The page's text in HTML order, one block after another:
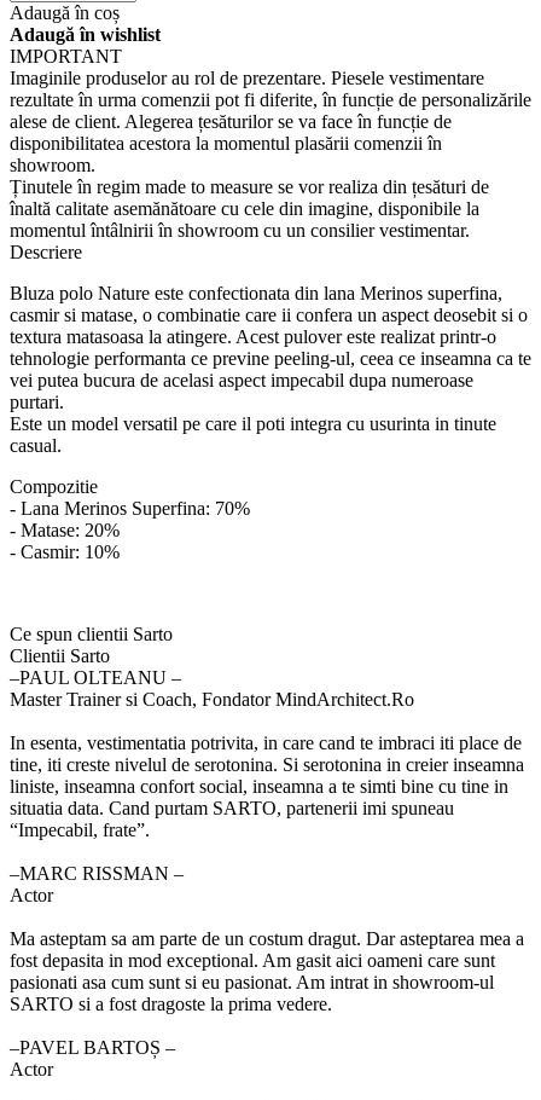
Adaugă în coș
Adaugă în wishlist
IMPORTANT
Imaginile produselor au rol de prezentare. Piesele vestimentare
rezultate în urma comenzii pot fi diferite, în funcție de personalizările
alese de client. Alegerea țesăturilor se va face în funcție de
disponibilitatea acestora la momentul plasării comenzii în
showroom.
Ținutele în regim made to measure se vor realiza din țesături de
înaltă calitate asemănătoare cu cele din imagine, disponibile la
momentul întâlnirii în showroom cu un consilier vestimentar.
Descriere
Bluza polo Nature este confectionata din lana Merinos superfina,
casmir si matase, o combinatie care ii confera un aspect deosebit si o
textura matasoasa la atingere. Acest pulover este realizat printr-o
tehnologie performanta ce previne peeling-ul, ceea ce inseamna ca te
vei putea bucura de acelasi aspect impecabil dupa numeroase
purtari.
Este un model versatil pe care il poti integra cu usurinta in tinute
casual.
Compozitie
- Lana Merinos Superfina: 70%
- Matase: 20%
- Casmir: 10%
Ce spun clientii Sarto
Clientii Sarto
‒PAUL OLTEANU –
Master Trainer si Coach, Fondator MindArchitect.Ro
In esenta, vestimentatia potrivita, in care cand te imbraci iti place de
tine, iti creste nivelul de serotonina. Si serotonina in creier inseamna
liniste, inseamna confort social, inseamna a te simti bine cu tine in
situatia data. Cand purtam SARTO, partenerii imi spuneau
“Impecabil, frate”.
‒MARC RISSMAN –
Actor
Ma asteptam sa am parte de un costum dragut. Dar asteptarea mea a
fost depasita in mod exceptional. Am gasit aici oameni care sunt
pasionati asa cum sunt si eu pasionat. Am intrat in showroom-ul
SARTO si a fost dragoste la prima vedere.
‒PAVEL BARTOȘ –
Actor